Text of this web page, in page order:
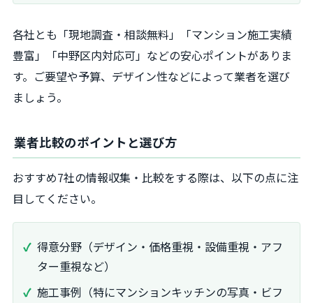
各社とも「現地調査・相談無料」「マンション施工実績
豊富」「中野区内対応可」などの安心ポイントがありま
す。ご要望や予算、デザイン性などによって業者を選び
ましょう。
業者比較のポイントと選び方
おすすめ7社の情報収集・比較をする際は、以下の点に注
目してください。
得意分野（デザイン・価格重視・設備重視・アフ
ター重視など）
施工事例（特にマンションキッチンの写真・ビフ